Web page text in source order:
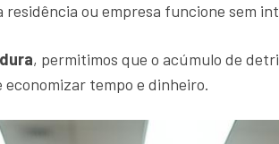
ou empresa funcione sem
, permitimos que o acúmulo de
tempo e dinheiro.